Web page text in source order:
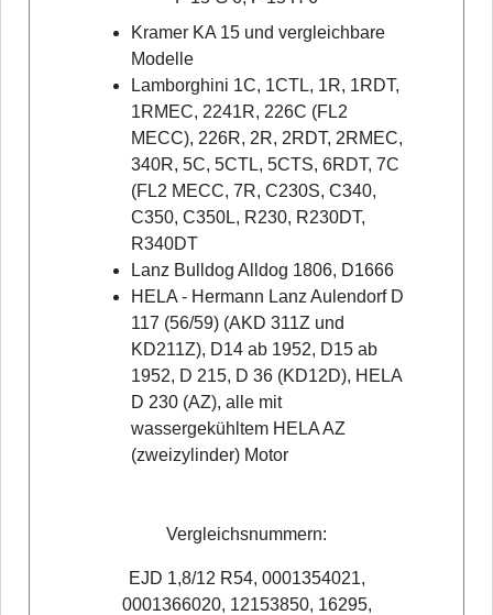
Kramer KA 15 und vergleichbare
Modelle
Lamborghini 1C, 1CTL, 1R, 1RDT,
1RMEC, 2241R, 226C (FL2
MECC), 226R, 2R, 2RDT, 2RMEC,
340R, 5C, 5CTL, 5CTS, 6RDT, 7C
(FL2 MECC, 7R, C230S, C340,
C350, C350L, R230, R230DT,
R340DT
Lanz Bulldog Alldog 1806, D1666
HELA - Hermann Lanz Aulendorf D
117 (56/59) (AKD 311Z und
KD211Z), D14 ab 1952, D15 ab
1952, D 215, D 36 (KD12D), HELA
D 230 (AZ), alle mit
wassergekühltem HELA AZ
(zweizylinder) Motor
Vergleichsnummern:
EJD 1,8/12 R54, 0001354021,
0001366020, 12153850, 16295,